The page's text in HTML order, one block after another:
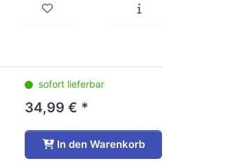
sofort lieferbar
34,99 € *
In den Warenkorb